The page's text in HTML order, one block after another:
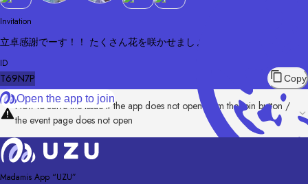
Invitation
立卓感謝でーす！！ たくさん花を咲かせましょうね！
ID
T69N7P Copy
Open the app to join
How to solve the issue if the app does not open from the join button /
the event page does not open
Madamis App “UZU”